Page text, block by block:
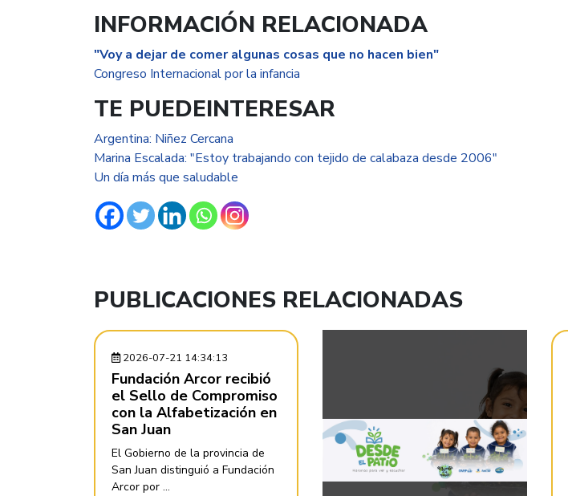
INFORMACIÓN RELACIONADA
"Voy a dejar de comer algunas cosas que no hacen bien"
Congreso Internacional por la infancia
TE PUEDEINTERESAR
Argentina: Niñez Cercana
Marina Escalada: "Estoy trabajando con tejido de calabaza desde 2006"
Un día más que saludable
PUBLICACIONES RELACIONADAS
2026-07-21 14:34:13
Fundación Arcor recibió
el Sello de Compromiso
con la Alfabetización en
San Juan
El Gobierno de la provincia de
San Juan distinguió a Fundación
Arcor por ...